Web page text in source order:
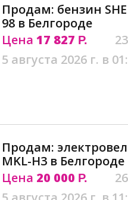
Продам: бензин
98 в Белгороде
Цена 17 827 Р.
5 августа 2026 г. в
Продам:
MKL-H3 в Белгороде
Цена 20 000 Р.